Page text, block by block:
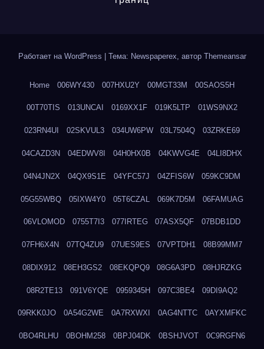
Работает на WordPress Тема: Newspaperex, автор Themeansar
Home 006WY430 007HXU2Y 00MGT33M 00SAOS5H
00T70TIS 013UNCAI 0169XX1F 019K5LTP 01WS9NX2
023RN4UI 02SKVUL3 034UW6PW 03L7504Q 03ZRKE69
04CAZD3N 04EDWV8I 04H0HX0B 04KWVG4E 04LI8DHX
04N4JN2X 04QX9S1E 04YFC57J 04ZFIS6W 059KC9DM
05G55WBQ 05IXW4Y0 05T6CZAL 069K7D5M 06FAMUAG
06VLOMOD 0755T7I3 077IRTEG 07ASX5QF 07BDB1DD
07FH6X4N 07TQ4ZU9 07UES9ES 07VPTDH1 08B99MM7
08DIX912 08EH3GS2 08EKQPQ9 08G6A3PD 08HJRZKG
08R2TE13 091V6YQE 0959345H 097C3BE4 09DI9AQ2
09RKK0JO 0A54G2WE 0A7RXWXI 0AG4NTTC 0AYXMFKC
0BO4RLHU 0BOHM258 0BPJ04DK 0BSHJVOT 0C9RGFN6